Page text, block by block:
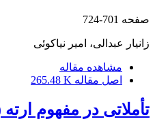
صفحه 701-724
زانیار عبدالی، امیر نیاکوئی
مشاهده مقاله
اصل مقاله 265.48 K
تأملاتی در مفهوم